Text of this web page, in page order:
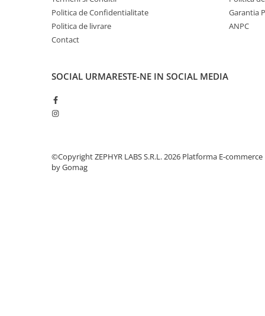
Politica de Confidentialitate
Politica de livrare
Contact
Garantia
ANPC
SOCIAL URMARESTE-NE IN SOCIAL MEDIA
©Copyright ZEPHYR LABS S.R.L. 2026 Platforma E-commerce
by Gomag